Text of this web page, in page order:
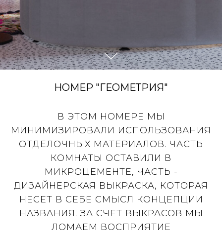
НОМЕР "ГЕОМЕТРИЯ"
В ЭТОМ НОМЕРЕ МЫ
МИНИМИЗИРОВАЛИ ИСПОЛЬЗОВАНИЯ
ОТДЕЛОЧНЫХ МАТЕРИАЛОВ. ЧАСТЬ
КОМНАТЫ ОСТАВИЛИ В
МИКРОЦЕМЕНТЕ, ЧАСТЬ -
ДИЗАЙНЕРСКАЯ ВЫКРАСКА, КОТОРАЯ
НЕСЕТ В СЕБЕ СМЫСЛ КОНЦЕПЦИИ
НАЗВАНИЯ. ЗА СЧЕТ ВЫКРАСОВ МЫ
ЛОМАЕМ ВОСПРИЯТИЕ